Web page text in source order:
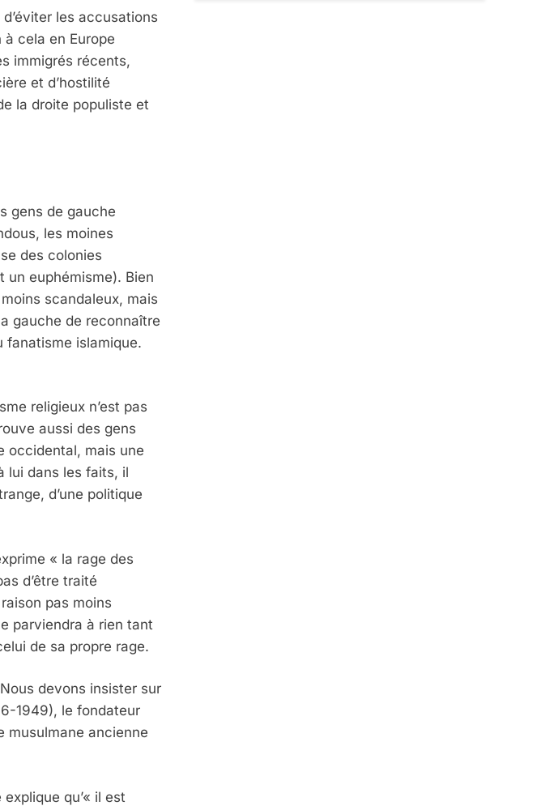
les accusations
cela en Europe
immigrés récents,
et d’hostilité
la droite populiste et
gens de gauche
les moines
des colonies
un euphémisme). Bien
scandaleux, mais
gauche de reconnaître
fanatisme islamique.
religieux n’est pas
aussi des gens
occidental, mais une
lui dans les faits, il
d’une politique
« la rage des
d’être traité
pas moins
parviendra à rien tant
de sa propre rage.
devons insister sur
1949), le fondateur
musulmane ancienne
qu’« il est